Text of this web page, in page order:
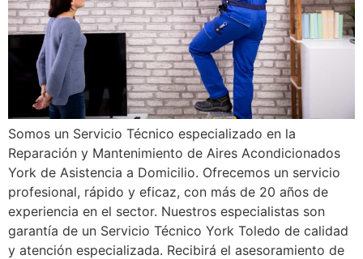
Somos un Servicio Técnico especializado en la
Reparación y Mantenimiento de Aires Acondicionados
York de Asistencia a Domicilio. Ofrecemos un servicio
profesional, rápido y eficaz, con más de 20 años de
experiencia en el sector. Nuestros especialistas son
garantía de un Servicio Técnico York Toledo de calidad
y atención especializada. Recibirá el asesoramiento de